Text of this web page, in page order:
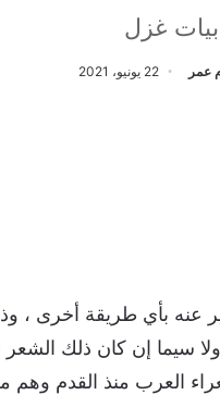
غزل
عمر 22 يونيو، 2021
عنه بأي طريقة أخرى ،
سيما إن كان ذلك
العرب منذ القدم